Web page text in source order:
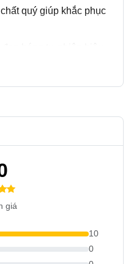
quý giúp khắc phục
giá
10
0